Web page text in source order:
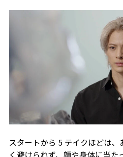
スタートから 5 テイクほどは
く避けられず、顔や身体に当た